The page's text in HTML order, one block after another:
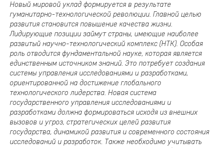
Новый мировой уклад формируется в результате
гуманитарно-технологической революции. Главной целью
развития становится повышение качества жизни.
Лидирующие позиции займут страны, имеющие наиболее
развитый научно-технологический комплекс (НТК). Особая
роль отводится фундаментальной науке, которая является
единственным источником знаний. Это потребует создания
системы управления исследованиями и разработками,
ориентированной на достижение глобального
технологического лидерства. Новая система
государственного управления исследованиями и
разработками должна формироваться исходя из внешних
вызовов и угроз, стратегических целей развития
государства, динамикой развития и современного состояния
исследований и разработок. Также необходимо учитывать